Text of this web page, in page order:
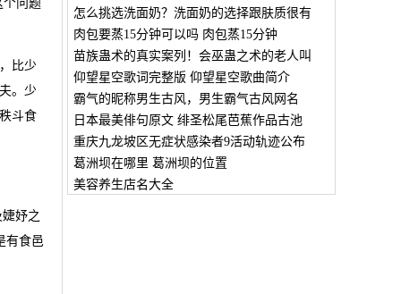
问题
比少
。少
斗食
妤之
有食邑
怎么挑选洗面奶？洗面奶的选择跟肤质很有
肉包要蒸15分钟可以吗 肉包蒸15分钟
苗族蛊术的真实案列！会巫蛊之术的老人叫
仰望星空歌词完整版 仰望星空歌曲简介
霸气的昵称男生古风，男生霸气古风网名
日本最美俳句原文 绯圣松尾芭蕉作品古池
重庆九龙坡区无症状感染者9活动轨迹公布
葛洲坝在哪里 葛洲坝的位置
美容养生店名大全